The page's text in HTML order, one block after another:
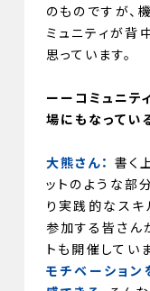
のものですが、
ミュニティが背
思っています。
ーーコミュニテ
場にもなってい
大熊さん： 書く
ットのような部
り実践的なスキ
参加する皆さん
トも開催してい
モチベーショ